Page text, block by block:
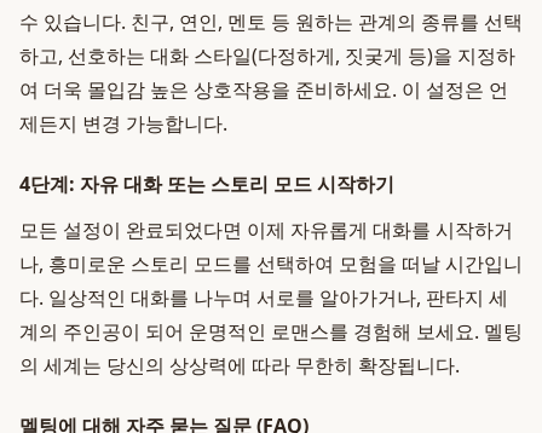
수 있습니다. 친구, 연인, 멘토 등 원하는 관계의 종류를 선택
하고, 선호하는 대화 스타일(다정하게, 짓궂게 등)을 지정하
여 더욱 몰입감 높은 상호작용을 준비하세요. 이 설정은 언
제든지 변경 가능합니다.
4단계: 자유 대화 또는 스토리 모드 시작하기
모든 설정이 완료되었다면 이제 자유롭게 대화를 시작하거
나, 흥미로운 스토리 모드를 선택하여 모험을 떠날 시간입니
다. 일상적인 대화를 나누며 서로를 알아가거나, 판타지 세
계의 주인공이 되어 운명적인 로맨스를 경험해 보세요. 멜팅
의 세계는 당신의 상상력에 따라 무한히 확장됩니다.
멜팅에 대해 자주 묻는 질문 (FAQ)